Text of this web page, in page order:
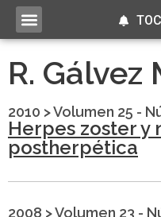
R. Gálvez
2010 >Volumen 25 -
Herpes zoster y
postherpética
2008 >Volumen 23 -